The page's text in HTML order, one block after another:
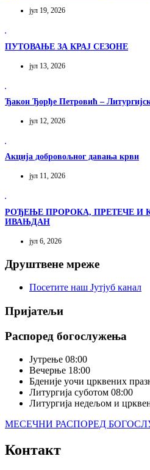
јул 19, 2026
ПУТОВАЊЕ ЗА КРАЈ СЕЗОНЕ
јул 13, 2026
Ђакон Ђорђе Петровић –
јул 12, 2026
Акција добровољног давања крви
јул 11, 2026
РОЂЕЊЕ ПРОРОКА, ПРЕТЕЧЕ И
ИВАЊДАН
јул 6, 2026
Друштвене мреже
Посетите наш Јутјуб канал
Пријатељи
Распоред богослужења
Јутрење 08:00
Вечерње 18:00
Бденије уочи црквених
Литургија суботом 08:00
Литургија недељом и
МЕСЕЧНИ РАСПОРЕД
Контакт